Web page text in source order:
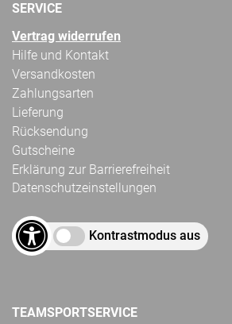
SERVICE
Vertrag widerrufen
Hilfe und Kontakt
Versandkosten
Zahlungsarten
Lieferung
Rücksendung
Gutscheine
Erklärung zur Barrierefreiheit
Datenschutzeinstellungen
Kontrastmodus aus
TEAMSPORTSERVICE